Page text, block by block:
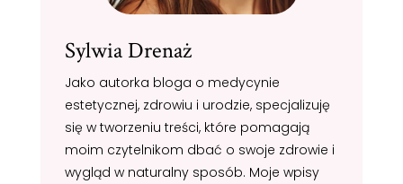
Sylwia Drenaż
Jako autorka bloga o medycynie
estetycznej, zdrowiu i urodzie, specjalizuję
się w tworzeniu treści, które pomagają
moim czytelnikom dbać o swoje zdrowie i
wygląd w naturalny sposób. Moje wpisy